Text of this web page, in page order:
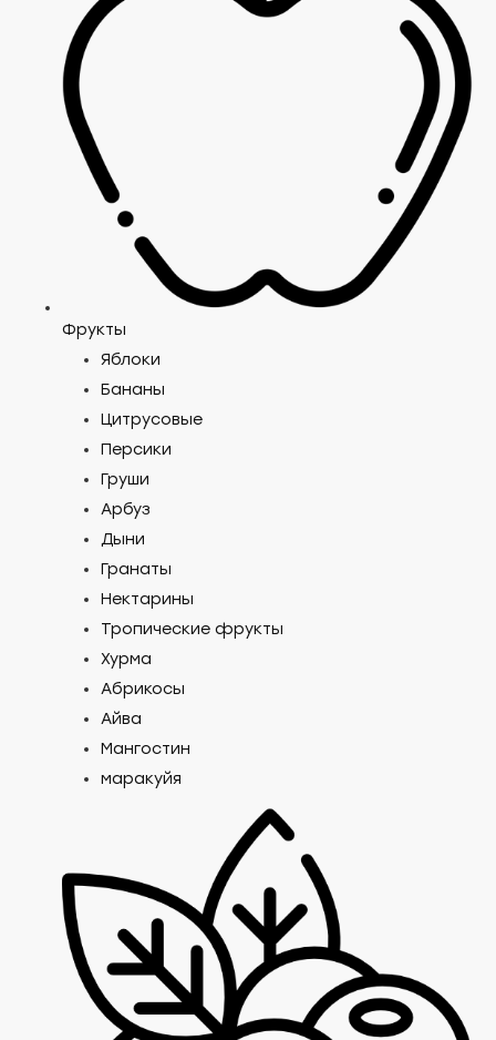
Фрукты
Яблоки
Бананы
Цитрусовые
Персики
Груши
Арбуз
Дыни
Гранаты
Нектарины
Тропические фрукты
Хурма
Абрикосы
Айва
Мангостин
маракуйя